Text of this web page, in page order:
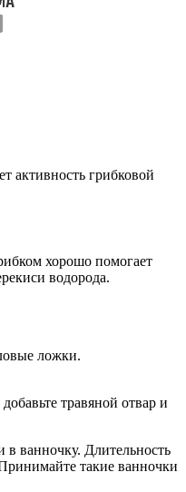
активность грибковой
хорошо помогает
водорода.
ложки.
травяной отвар и
в ванночку. Длительность
такие ванночки